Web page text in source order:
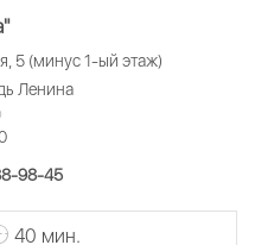
5 (минус 1-ый этаж)
Ленина
98-45
40 мин.